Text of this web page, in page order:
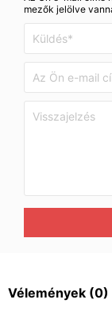
mezők jelölve
Vélemények (0)